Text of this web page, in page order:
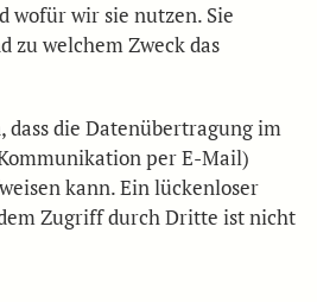
wofür wir sie nutzen. Sie
zu welchem Zweck das
die Datenübertragung im
per E-Mail)
kann. Ein lückenloser
Zugriff durch Dritte ist nicht